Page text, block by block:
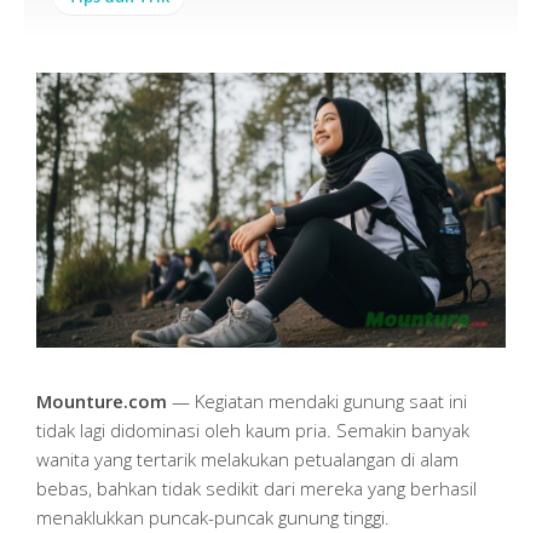
Mounture.com — Kegiatan mendaki gunung saat ini
tidak lagi didominasi oleh kaum pria. Semakin banyak
wanita yang tertarik melakukan petualangan di alam
bebas, bahkan tidak sedikit dari mereka yang berhasil
menaklukkan puncak-puncak gunung tinggi.